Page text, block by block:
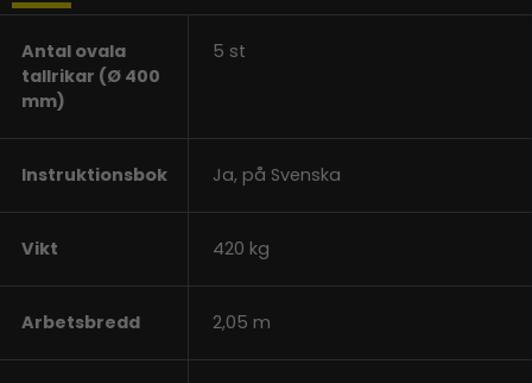
Antal ovala
tallrikar (Ø 400
mm)
5 st
Instruktionsbok Ja, på Svenska
Vikt 420 kg
Arbetsbredd 2,05 m